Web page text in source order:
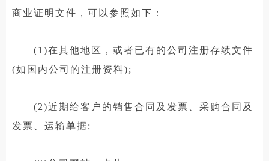
商业证明文件，可以参照如下：
(1)在其他地区，或者已有的公司注册存续文件
(如国内公司的注册资料);
(2)近期给客户的销售合同及发票、采购合同及
发票、运输单据;